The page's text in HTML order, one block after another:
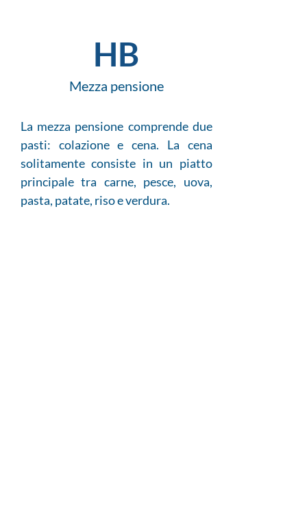
HB
Mezza pensione
La mezza pensione comprende due
pasti: colazione e cena. La cena
solitamente consiste in un piatto
principale tra carne, pesce, uova,
pasta, patate, riso e verdura.